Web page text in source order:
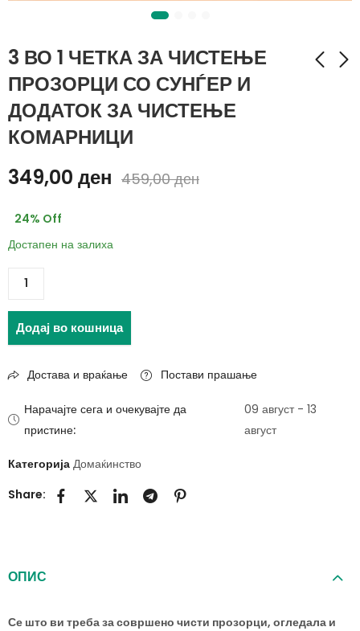
3 ВО 1 ЧЕТКА ЗА ЧИСТЕЊЕ
ПРОЗОРЦИ СО СУНЃЕР И
ДОДАТОК ЗА ЧИСТЕЊЕ
КОМАРНИЦИ
MINI MOP 1+1 ГРАТИС
349,00 ден 459,00ден
24% Off
Достапен на залиха
Додај во кошница
Достава и враќање Постави прашање
Нарачајте сега и очекувајте да
пристине:
09 август - 13
август
Категорија Домаќинство
Share:
ОПИС
Се што ви треба за совршено чисти прозорци, огледала и